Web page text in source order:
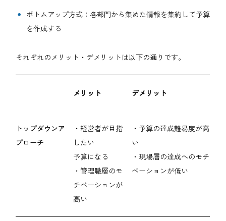
ボトムアップ方式：各部門から集めた情報を集約して予算
を作成する
それぞれのメリット・デメリットは以下の通りです。
メリット デメリット
トップダウンア
プローチ
・経営者が目指
したい
予算になる
・管理職層のモ
チベーションが
高い
・予算の達成難易度が高
い
・現場層の達成へのモチ
ベーションが低い